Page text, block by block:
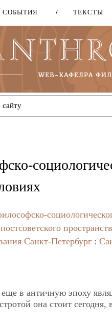
Перейти
СОБЫТИЯ ТЕКСТЫ
Санкт-Петербург :
в античную эпоху
она стоит сегодня,